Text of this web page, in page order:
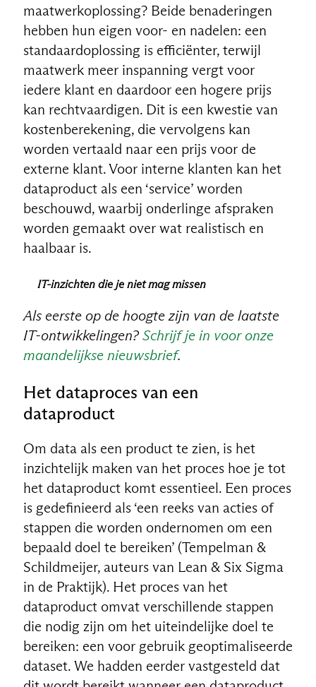
maatwerkoplossing? Beide benaderingen
hebben hun eigen voor- en nadelen: een
standaardoplossing is efficiënter, terwijl
maatwerk meer inspanning vergt voor
iedere klant en daardoor een hogere prijs
kan rechtvaardigen. Dit is een kwestie van
kostenberekening, die vervolgens kan
worden vertaald naar een prijs voor de
externe klant. Voor interne klanten kan het
dataproduct als een ‘service’ worden
beschouwd, waarbij onderlinge afspraken
worden gemaakt over wat realistisch en
haalbaar is.
IT-inzichten die je niet mag missen
Als eerste op de hoogte zijn van de laatste
IT-ontwikkelingen? Schrijf je in voor onze
maandelijkse nieuwsbrief.
Het dataproces van een
dataproduct
Om data als een product te zien, is het
inzichtelijk maken van het proces hoe je tot
het dataproduct komt essentieel. Een proces
is gedefinieerd als ‘een reeks van acties of
stappen die worden ondernomen om een
bepaald doel te bereiken’ (Tempelman &
Schildmeijer, auteurs van Lean & Six Sigma
in de Praktijk). Het proces van het
dataproduct omvat verschillende stappen
die nodig zijn om het uiteindelijke doel te
bereiken: een voor gebruik geoptimaliseerde
dataset. We hadden eerder vastgesteld dat